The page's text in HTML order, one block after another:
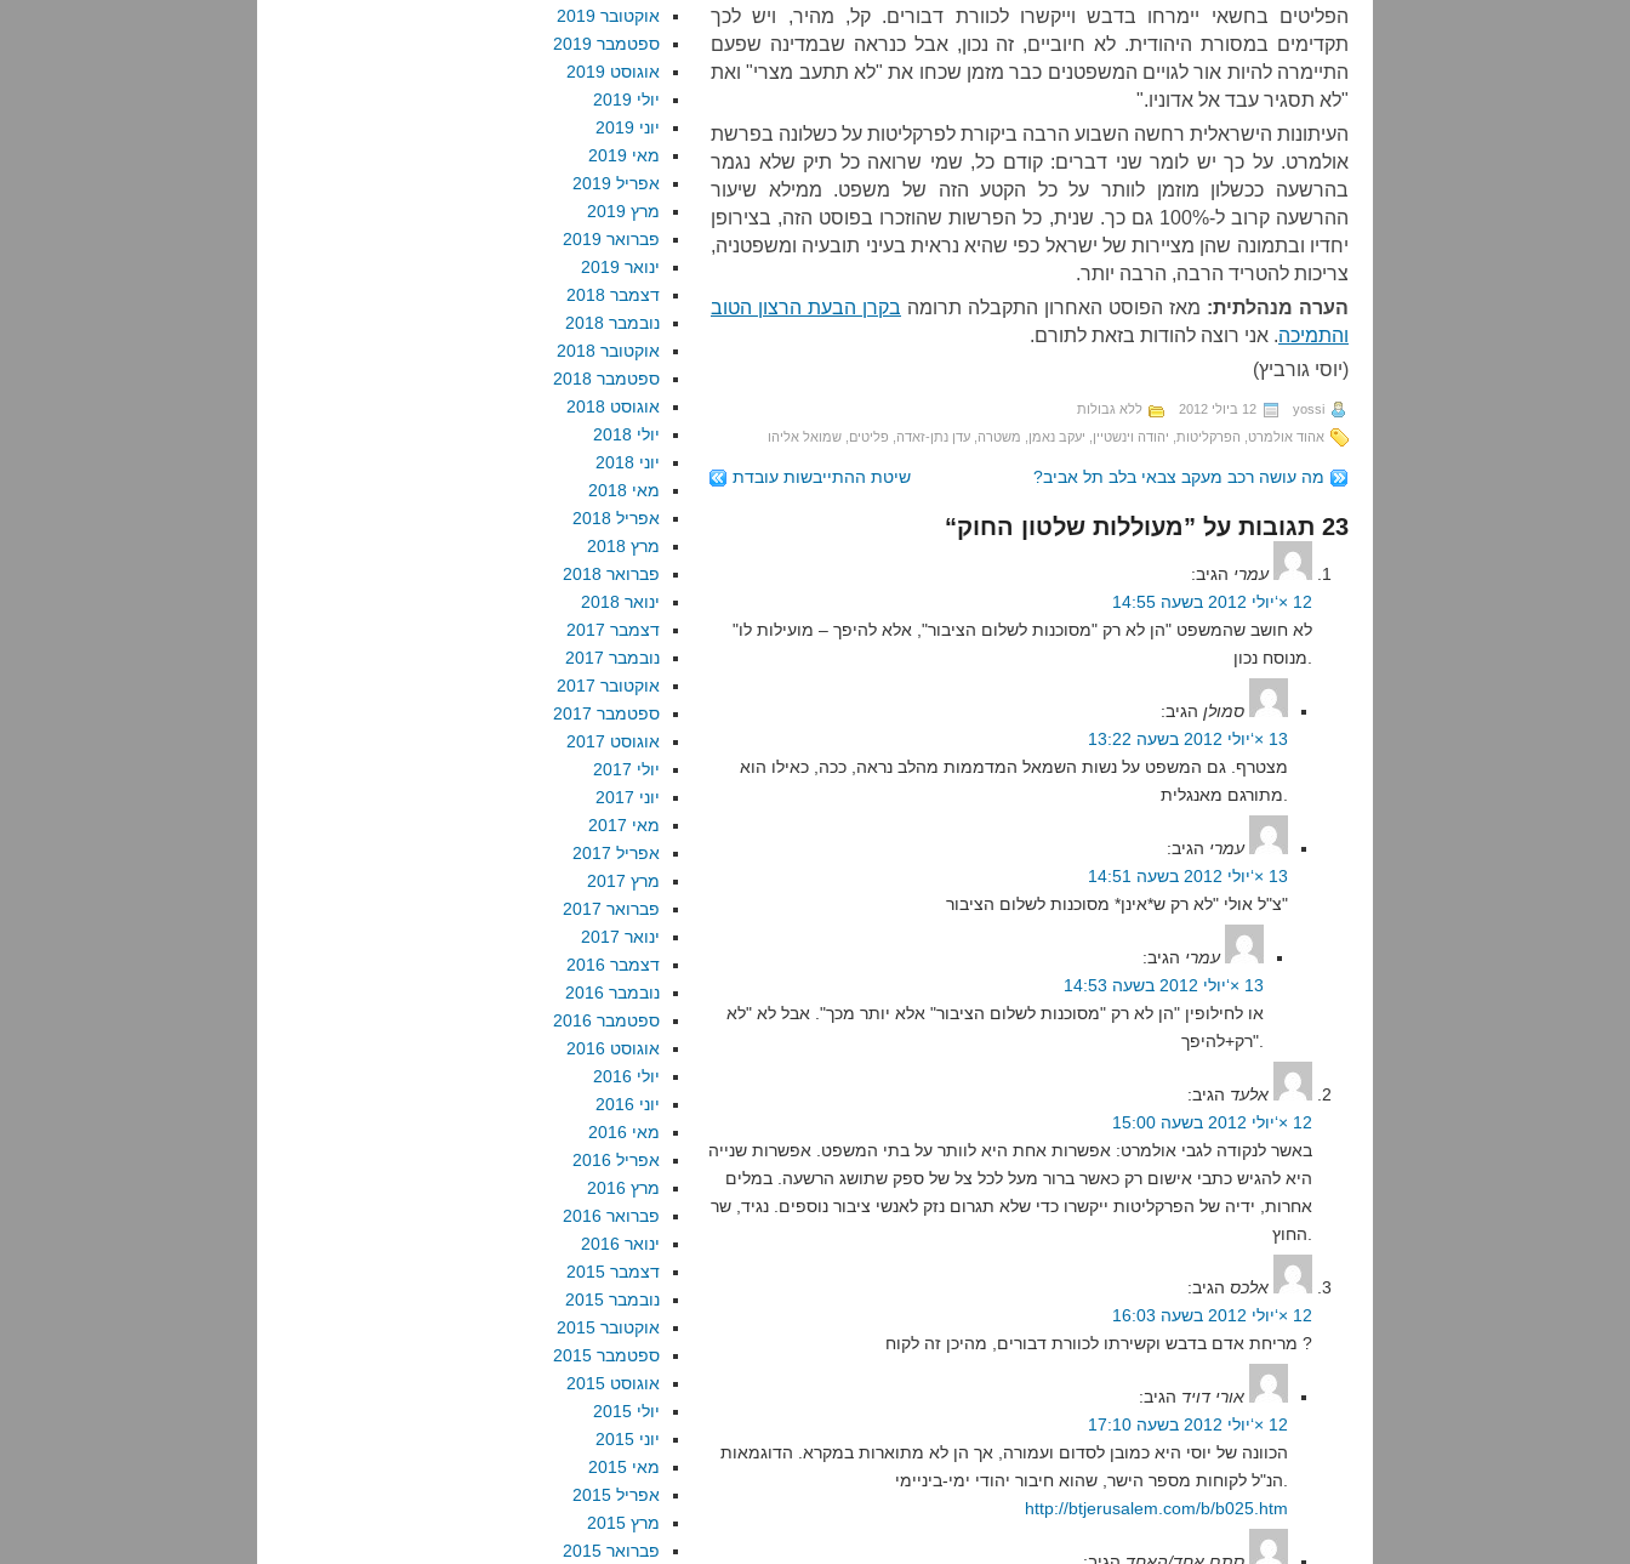
הפליטים בחשאי יימרחו בדבש וייקשרו לכוורת דבורים. קל, מהיר, ויש לכך
תקדימים במסורת היהודית. לא חיוביים, זה נכון, אבל כנראה שבמדינה שפעם
התיימרה להיות אור לגויים המשפטנים כבר מזמן שכחו את "לא תתעב מצרי" ואת
"לא תסגיר עבד אל אדוניו."
העיתונות הישראלית רחשה השבוע הרבה ביקורת לפרקליטות על כשלונה בפרשת
אולמרט. על כך יש לומר שני דברים: קודם כל, שמי שרואה כל תיק שלא נגמר
בהרשעה ככשלון מוזמן לוותר על כל הקטע הזה של משפט. ממילא שיעור
ההרשעה קרוב ל-100% גם כך. שנית, כל הפרשות שהוזכרו בפוסט הזה, בצירופן
יחדיו ובתמונה שהן מציירות של ישראל כפי שהיא נראית בעיני תובעיה ומשפטניה,
צריכות להטריד הרבה, הרבה יותר.
הערה מנהלתית: מאז הפוסט האחרון התקבלה תרומה בקרן הבעת הרצון הטוב
והתמיכה. אני רוצה להודות בזאת לתורם.
(יוסי גורביץ)
yossi 12 ביולי 2012
ללא גבולות
אהוד אולמרט
הפרקליטות יהודה וינשטיין יעקב נאמן משטרה עדן נתן-זאדה פליטים שמואל אליהו
מה עושה רכב מעקב צבאי בלב תל אביב? שיטת ההתייבשות עובדת
23 תגובות על ”מעוללות שלטון החוק“
עמרי הגיב:
12 ×‘יולי 2012 בשעה 14:55
לא חושב שהמשפט "הן לא רק "מסוכנות לשלום הציבור", אלא להיפך – מועילות לו"
סמולן הגיב:
13 ×‘יולי 2012 בשעה 13:22
מצטרף. גם המשפט על נשות השמאל המדממות מהלב נראה, ככה, כאילו הוא
עמרי הגיב:
13 ×‘יולי 2012 בשעה 14:51
צ"ל אולי "לא רק ש*אינן* מסוכנות לשלום הציבור"
עמרי הגיב:
13 ×‘יולי 2012 בשעה 14:53
או לחילופין "הן לא רק "מסוכנות לשלום הציבור" אלא יותר מכך". אבל לא "לא
רק+להיפך".
אלעד הגיב:
12 ×‘יולי 2012 בשעה 15:00
באשר לנקודה לגבי אולמרט: אפשרות אחת היא לוותר על בתי המשפט. אפשרות שנייה
היא להגיש כתבי אישום רק כאשר ברור מעל לכל צל של ספק שתושג הרשעה. במלים
אחרות, ידיה של הפרקליטות ייקשרו כדי שלא תגרום נזק לאנשי ציבור נוספים. נגיד, שר
אלכס הגיב:
12 ×‘יולי 2012 בשעה 16:03
מריחת אדם בדבש וקשירתו לכוורת דבורים, מהיכן זה לקוח ?
אורי דויד הגיב:
12 ×‘יולי 2012 בשעה 17:10
הכוונה של יוסי היא כמובן לסדום ועמורה, אך הן לא מתוארות במקרא. הדוגמאות
http://btjerusalem.com/b/b025.htm
אוקטובר 2019
ספטמבר 2019
אוגוסט 2019
יולי 2019
יוני 2019
מאי 2019
אפריל 2019
מרץ 2019
פברואר 2019
ינואר 2019
דצמבר 2018
נובמבר 2018
אוקטובר 2018
ספטמבר 2018
אוגוסט 2018
יולי 2018
יוני 2018
מאי 2018
אפריל 2018
מרץ 2018
פברואר 2018
ינואר 2018
דצמבר 2017
נובמבר 2017
אוקטובר 2017
ספטמבר 2017
אוגוסט 2017
יולי 2017
יוני 2017
מאי 2017
אפריל 2017
מרץ 2017
פברואר 2017
ינואר 2017
דצמבר 2016
נובמבר 2016
ספטמבר 2016
אוגוסט 2016
יולי 2016
יוני 2016
מאי 2016
אפריל 2016
מרץ 2016
פברואר 2016
ינואר 2016
דצמבר 2015
נובמבר 2015
אוקטובר 2015
ספטמבר 2015
אוגוסט 2015
יולי 2015
יוני 2015
מאי 2015
אפריל 2015
מרץ 2015
פברואר 2015